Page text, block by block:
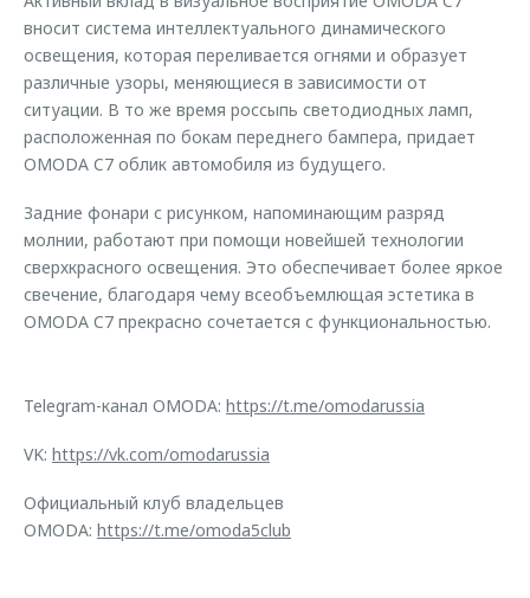
вносит система интеллектуального динамического
освещения, которая переливается огнями и образует
различные узоры, меняющиеся в зависимости от
ситуации. В то же время россыпь светодиодных ламп,
расположенная по бокам переднего бампера, придает
OMODA C7 облик автомобиля из будущего.
Задние фонари с рисунком, напоминающим разряд
молнии, работают при помощи новейшей технологии
сверхкрасного освещения. Это обеспечивает более яркое
свечение, благодаря чему всеобъемлющая эстетика в
OMODA C7 прекрасно сочетается с функциональностью.
Telegram-канал OMODA: https://t.me/omodarussia
VK: https://vk.com/omodarussia
Официальный клуб владельцев
OMODA: https://t.me/omoda5club